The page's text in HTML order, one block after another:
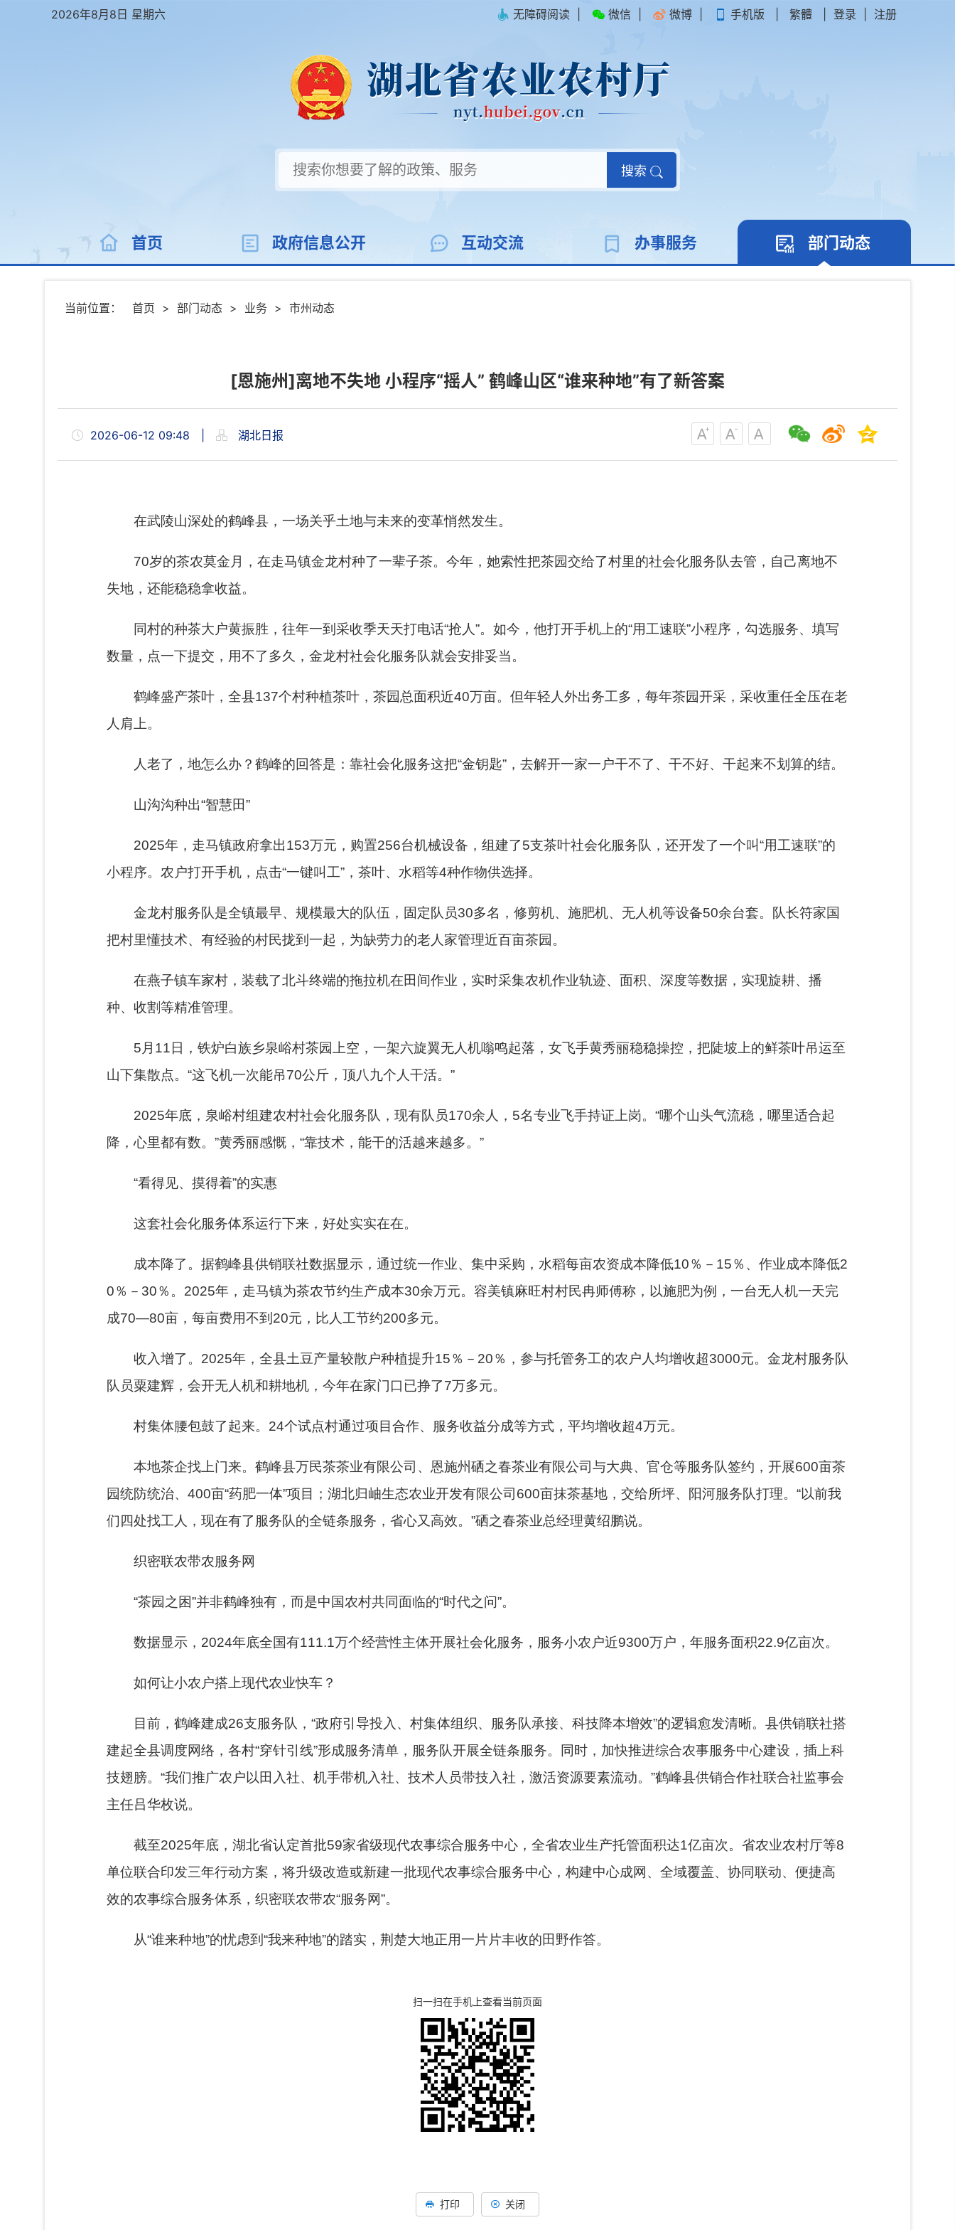
2026年8月8日 星期六 无障碍阅读 微信 微博 手机版 繁體 登录 注册
搜索
首页 政府信息公开 互动交流 办事服务 部门动态
当前位置： 首页 > 部门动态 > 业务 > 市州动态
[恩施州]离地不失地 小程序“摇人” 鹤峰山区“谁来种地”有了新答案
2026-06-12 09:48 湖北日报
在武陵山深处的鹤峰县，一场关乎土地与未来的变革悄然发生。
70岁的茶农莫金月，在走马镇金龙村种了一辈子茶。今年，她索性把茶园交给了村里的社会化服务队去管，自己离地不
失地，还能稳稳拿收益。
同村的种茶大户黄振胜，往年一到采收季天天打电话“抢人”。如今，他打开手机上的“用工速联”小程序，勾选服务、填写
数量，点一下提交，用不了多久，金龙村社会化服务队就会安排妥当。
鹤峰盛产茶叶，全县137个村种植茶叶，茶园总面积近40万亩。但年轻人外出务工多，每年茶园开采，采收重任全压在老
人肩上。
人老了，地怎么办？鹤峰的回答是：靠社会化服务这把“金钥匙”，去解开一家一户干不了、干不好、干起来不划算的结。
山沟沟种出“智慧田”
2025年，走马镇政府拿出153万元，购置256台机械设备，组建了5支茶叶社会化服务队，还开发了一个叫“用工速联”的
小程序。农户打开手机，点击“一键叫工”，茶叶、水稻等4种作物供选择。
金龙村服务队是全镇最早、规模最大的队伍，固定队员30多名，修剪机、施肥机、无人机等设备50余台套。队长符家国
把村里懂技术、有经验的村民拢到一起，为缺劳力的老人家管理近百亩茶园。
在燕子镇车家村，装载了北斗终端的拖拉机在田间作业，实时采集农机作业轨迹、面积、深度等数据，实现旋耕、播
种、收割等精准管理。
5月11日，铁炉白族乡泉峪村茶园上空，一架六旋翼无人机嗡鸣起落，女飞手黄秀丽稳稳操控，把陡坡上的鲜茶叶吊运至
山下集散点。“这飞机一次能吊70公斤，顶八九个人干活。”
2025年底，泉峪村组建农村社会化服务队，现有队员170余人，5名专业飞手持证上岗。“哪个山头气流稳，哪里适合起
降，心里都有数。”黄秀丽感慨，“靠技术，能干的活越来越多。”
“看得见、摸得着”的实惠
这套社会化服务体系运行下来，好处实实在在。
成本降了。据鹤峰县供销联社数据显示，通过统一作业、集中采购，水稻每亩农资成本降低10％－15％、作业成本降低2
0％－30％。2025年，走马镇为茶农节约生产成本30余万元。容美镇麻旺村村民冉师傅称，以施肥为例，一台无人机一天完
成70—80亩，每亩费用不到20元，比人工节约200多元。
收入增了。2025年，全县土豆产量较散户种植提升15％－20％，参与托管务工的农户人均增收超3000元。金龙村服务队
队员粟建辉，会开无人机和耕地机，今年在家门口已挣了7万多元。
村集体腰包鼓了起来。24个试点村通过项目合作、服务收益分成等方式，平均增收超4万元。
本地茶企找上门来。鹤峰县万民茶茶业有限公司、恩施州硒之春茶业有限公司与大典、官仓等服务队签约，开展600亩茶
园统防统治、400亩“药肥一体”项目；湖北归岫生态农业开发有限公司600亩抹茶基地，交给所坪、阳河服务队打理。“以前我
们四处找工人，现在有了服务队的全链条服务，省心又高效。”硒之春茶业总经理黄绍鹏说。
织密联农带农服务网
“茶园之困”并非鹤峰独有，而是中国农村共同面临的“时代之问”。
数据显示，2024年底全国有111.1万个经营性主体开展社会化服务，服务小农户近9300万户，年服务面积22.9亿亩次。
如何让小农户搭上现代农业快车？
目前，鹤峰建成26支服务队，“政府引导投入、村集体组织、服务队承接、科技降本增效”的逻辑愈发清晰。县供销联社搭
建起全县调度网络，各村“穿针引线”形成服务清单，服务队开展全链条服务。同时，加快推进综合农事服务中心建设，插上科
技翅膀。“我们推广农户以田入社、机手带机入社、技术人员带技入社，激活资源要素流动。”鹤峰县供销合作社联合社监事会
主任吕华枚说。
截至2025年底，湖北省认定首批59家省级现代农事综合服务中心，全省农业生产托管面积达1亿亩次。省农业农村厅等8
单位联合印发三年行动方案，将升级改造或新建一批现代农事综合服务中心，构建中心成网、全域覆盖、协同联动、便捷高
效的农事综合服务体系，织密联农带农“服务网”。
从“谁来种地”的忧虑到“我来种地”的踏实，荆楚大地正用一片片丰收的田野作答。
扫一扫在手机上查看当前页面
打印 关闭